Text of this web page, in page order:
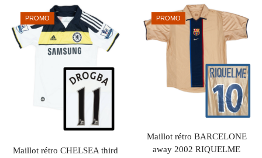
était :
69€.
est :
49€.
PROMO
Maillot rétro CHELSEA third
PROMO
Maillot rétro BARCELONE
away 2002 RIQUELME